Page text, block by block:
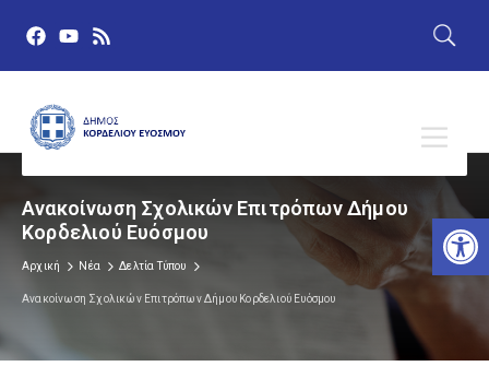
Ανακοίνωση Σχολικών Επιτρόπων Δήμου
Κορδελιού Eυόσμου
Αρχική Νέα Δελτία Τύπου
Ανακοίνωση Σχολικών Επιτρόπων Δήμου Κορδελιού Eυόσμου